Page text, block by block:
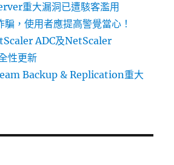
重大漏洞已遭駭客濫用
，使用者應提高警覺當心！
ADC及NetScaler
性更新
Backup & Replication重大